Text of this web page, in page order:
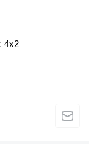
4x2